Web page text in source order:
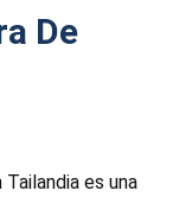
De
Tailandia es una